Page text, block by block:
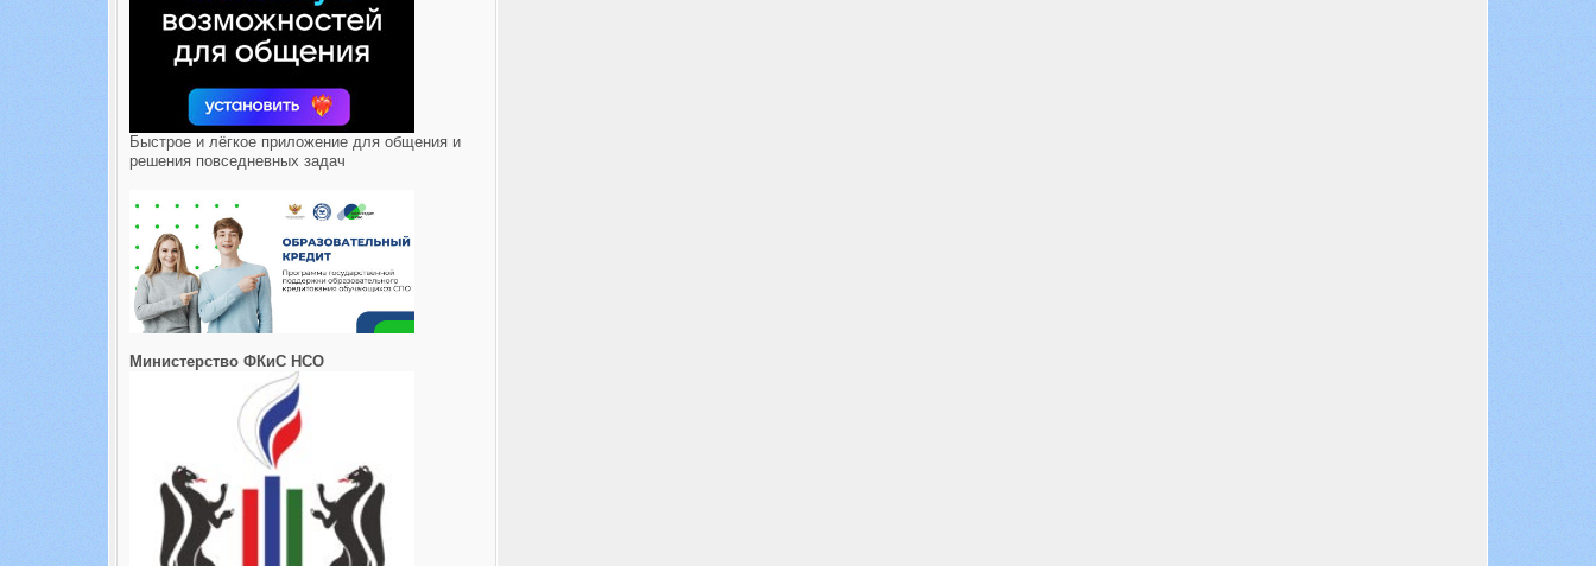
Быстрое и лёгкое приложение для общения и
решения повседневных задач
Министерство ФКиС НСО